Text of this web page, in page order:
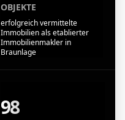
OBJEKTE
erfolgreich vermittelte
Immobilien als etablierter
Immobilienmakler in
Braunlage
98